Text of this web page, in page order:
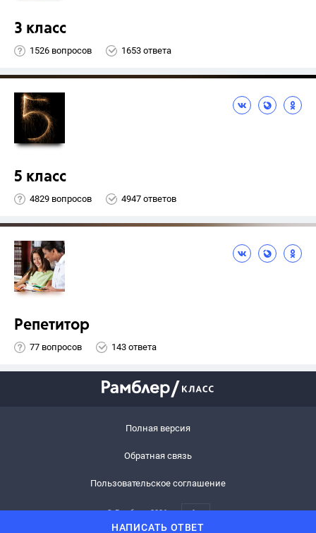
НАПИСАТЬ ОТВЕТ
3 класс
1526 вопросов 1653 ответа
5 класс
4829 вопросов 4947 ответов
Репетитор
77 вопросов 143 ответа
Полная версия
Обратная связь
Пользовательское соглашение
© Рамблер,2026 6+